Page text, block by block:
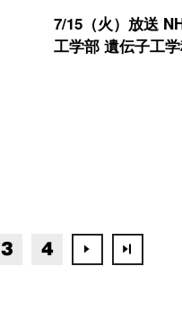
7/15（火）放送
工学部 遺伝子工
3 4